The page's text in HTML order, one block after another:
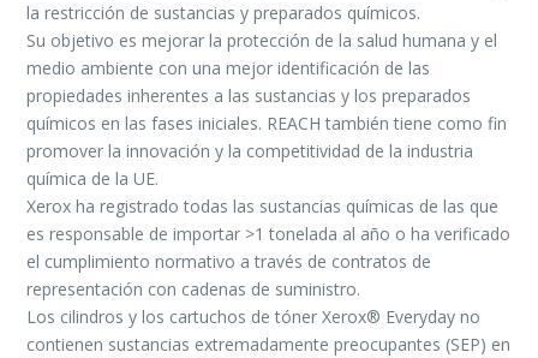
la restricción de sustancias y preparados químicos.
Su objetivo es mejorar la protección de la salud humana y el
medio ambiente con una mejor identificación de las
propiedades inherentes a las sustancias y los preparados
químicos en las fases iniciales. REACH también tiene como fin
promover la innovación y la competitividad de la industria
química de la UE.
Xerox ha registrado todas las sustancias químicas de las que
es responsable de importar >1 tonelada al año o ha verificado
el cumplimiento normativo a través de contratos de
representación con cadenas de suministro.
Los cilindros y los cartuchos de tóner Xerox® Everyday no
contienen sustancias extremadamente preocupantes (SEP) en